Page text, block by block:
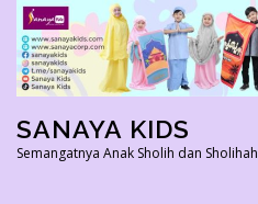
Skip
content
SANAYA KIDS
Semangatnya Anak Sholih dan Sholihah